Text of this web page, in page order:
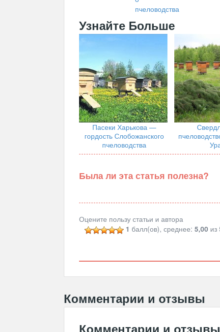
пчеловодства
Узнайте Больше
Пасеки Харькова —
гордость Слобожанского
пчеловодства
Была ли эта статья полезна?
Оцените пользу статьи и автора
1 балл(ов), среднее:5,00 из
Комментарии и отзывы